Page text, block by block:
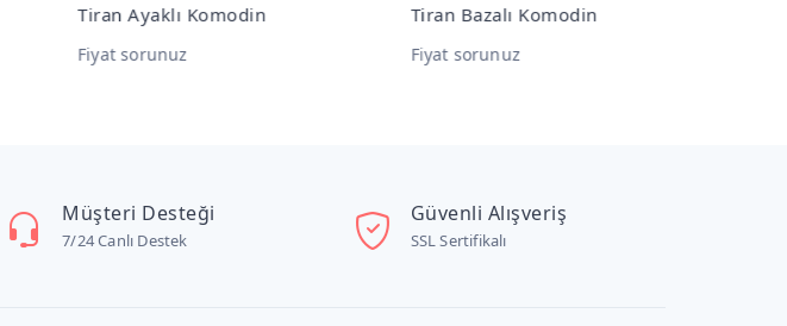
Tiran Ayaklı Komodin
Fiyat sorunuz
Tiran Bazalı Komodin
Fiyat sorunuz
Müşteri Desteği
7/24 Canlı Destek
Güvenli Alışveriş
SSL Sertifikalı